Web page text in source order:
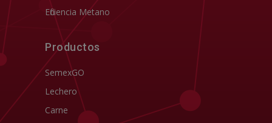
Eficiencia Metano
Productos
SemexGO
Lechero
Carne